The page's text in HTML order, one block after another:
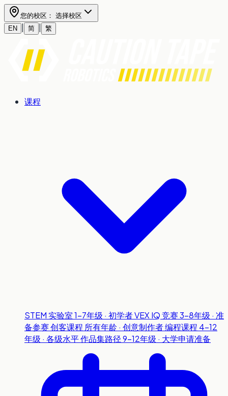
您的校区： 选择校区
EN
简 繁
课程
STEM 实验室1-7年级 · 初学者VEX IQ 竞赛3-8年级 · 准
备参赛创客课程 所有年龄 · 创意制作者编程课程 4-12
年级 · 各级水平作品集路径9-12年级 · 大学申请准备